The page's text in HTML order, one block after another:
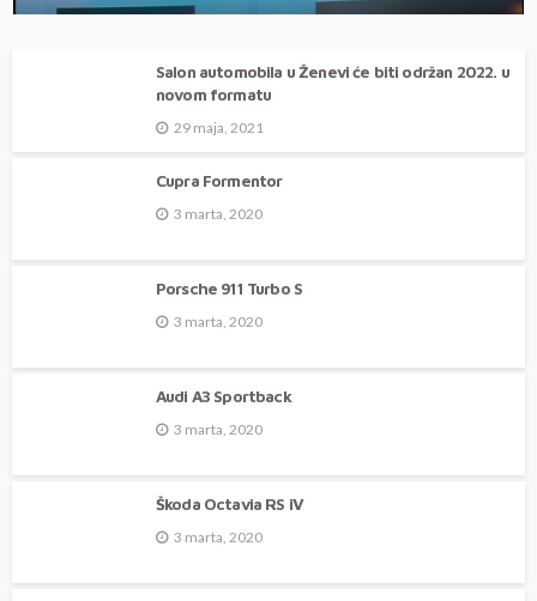
Salon automobila u Ženevi će biti održan 2022. u
novom formatu
29 maja, 2021
Cupra Formentor
3 marta, 2020
Porsche 911 Turbo S
3 marta, 2020
Audi A3 Sportback
3 marta, 2020
Škoda Octavia RS iV
3 marta, 2020